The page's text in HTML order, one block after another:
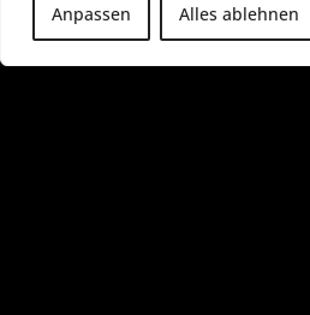
Anpassen Alles ablehnen
.
d